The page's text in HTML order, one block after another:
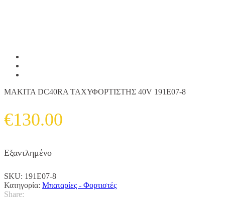
MAKITA DC40RA ΤΑΧΥΦΟΡΤΙΣΤΗΣ 40V 191E07-8
€130.00
Εξαντλημένο
SKU: 191E07-8
Κατηγορία: Μπαταρίες - Φορτιστές
Share: